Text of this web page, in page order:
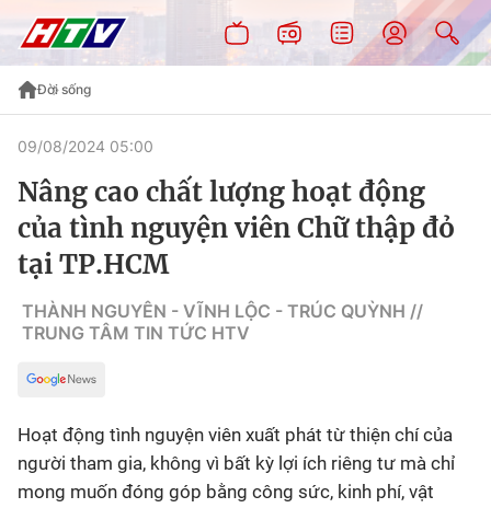
Đời sống
09/08/2024 05:00
Nâng cao chất lượng hoạt động
của tình nguyện viên Chữ thập đỏ
tại TP.HCM
THÀNH NGUYÊN - VĨNH LỘC - TRÚC QUỲNH //
TRUNG TÂM TIN TỨC HTV
Hoạt động tình nguyện viên xuất phát từ thiện chí của
người tham gia, không vì bất kỳ lợi ích riêng tư mà chỉ
mong muốn đóng góp bằng công sức, kinh phí, vật